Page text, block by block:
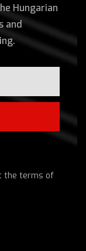
Hungarian
and
the terms of